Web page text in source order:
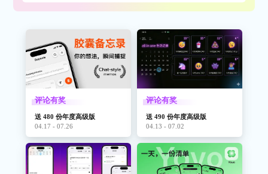
评论有奖
送 480 份年度高级版
04.17 - 07.26
评论有奖
送 490 份年度高级版
04.13 - 07.02